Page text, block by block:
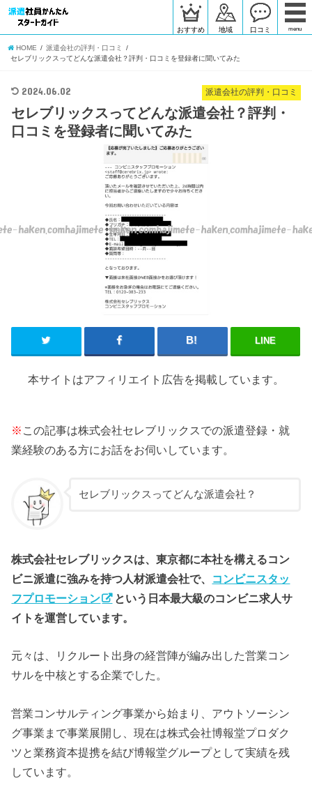
おすすめ 地域 口コミ menu
HOME
派遣会社の評判・口コミ
セレブリックスってどんな派遣会社？評判・口コミを登録者に聞いてみた
派遣会社の評判・口コミ
2024.06.02
セレブリックスってどんな派遣会社？評判・
口コミを登録者に聞いてみた
LINE
本サイトはアフィリエイト広告を掲載しています。
※ この記事は株式会社セレブリックスでの派遣登録・就
業経験のある方にお話をお伺いしています。
セレブリックスってどんな派遣会社？
株式会社セレブリックスは、東京都に本社を構えるコン
ビニ派遣に強みを持つ人材派遣会社で、 コンビニスタッ
フプロモーション
という日本最大級のコンビニ求人サ
イトを運営しています。
元々は、リクルート出身の経営陣が編み出した営業コン
サルを中核とする企業でした。
営業コンサルティング事業から始まり、アウトソーシン
グ事業まで事業展開し、現在は株式会社博報堂プロダク
ツと業務資本提携を結び博報堂グループとして実績を残
しています。